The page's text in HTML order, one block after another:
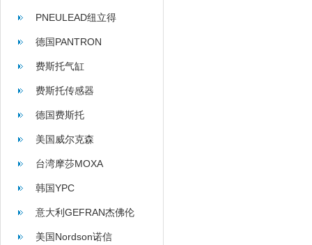
PNEULEAD纽立得
德国PANTRON
费斯托气缸
费斯托传感器
德国费斯托
美国威尔克森
WILKERSON
台湾摩莎MOXA
韩国YPC
意大利GEFRAN杰佛伦
美国Nordson诺信